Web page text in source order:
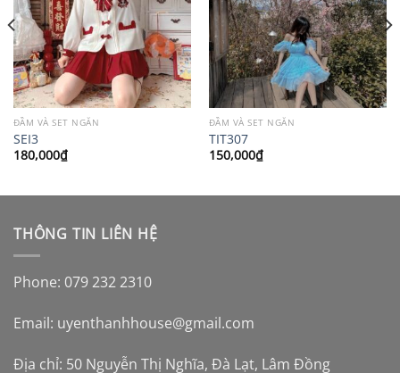
ĐẦM VÀ SET NGẮN
SEI3
180,000₫
ĐẦM VÀ SET NGẮN
TIT307
150,000₫
THÔNG TIN LIÊN HỆ
Phone: 079 232 2310
Email: uyenthanhhouse@gmail.com
Địa chỉ: 50 Nguyễn Thị Nghĩa, Đà Lạt, Lâm Đồng